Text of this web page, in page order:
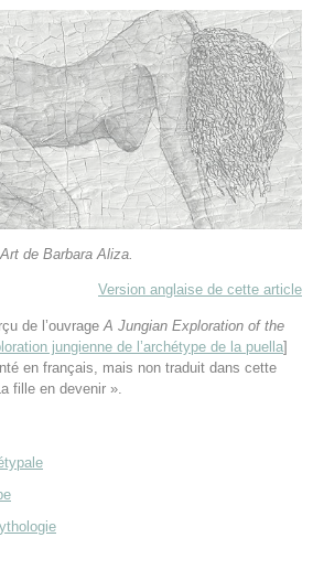
Art de Barbara Aliza.
Version anglaise de cette article
de l’ouvrage A Jungian Exploration of the
jungienne de l’archétype de la puella]
en français, mais non traduit dans cette
fille en devenir ».